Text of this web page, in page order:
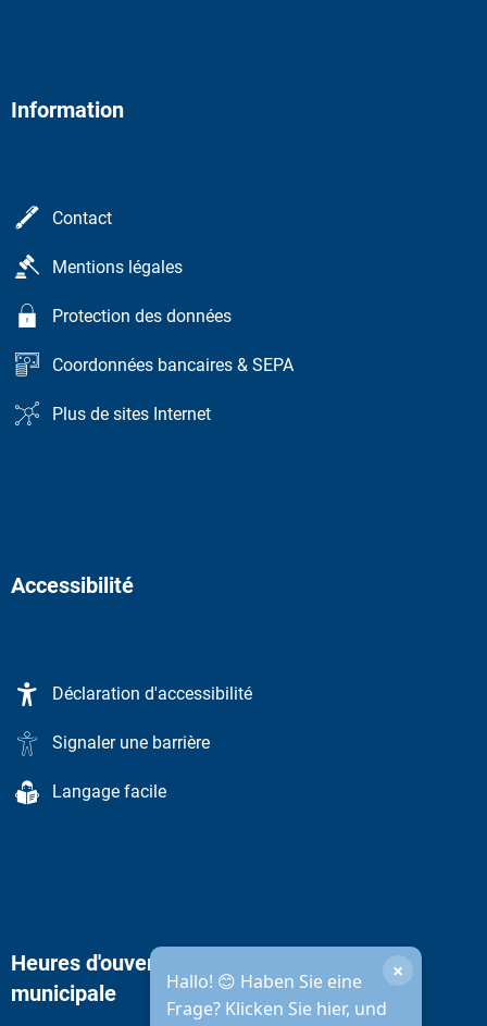
Information
Contact
Mentions légales
Protection des données
Coordonnées bancaires & SEPA
Plus de sites Internet
Accessibilité
Déclaration d'accessibilité
Signaler une barrière
Langage facile
Hallo! 😊 Haben Sie eine
Frage? Klicken Sie hier, und
×
Heures d'ouverture de l'administration
municipale